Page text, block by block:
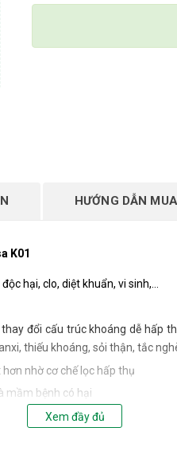
HƯỚNG DẪN
K01
hại, clo, diệt khuẩn, vi sinh,…
đổi cấu trúc khoáng dễ hấp
thiếu khoáng, sỏi thận, tắc
nhờ cơ chế lọc hấp thụ
mầm bệnh có hại
uống ngay không cần đun nấu
Xem đầy đủ